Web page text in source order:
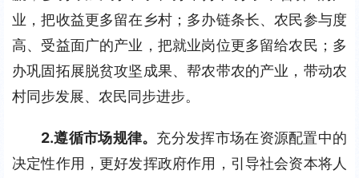
业，把收益更多留在乡村；多办链条长、农民参与度
高、受益面广的产业，把就业岗位更多留给农民；多
办巩固拓展脱贫攻坚成果、帮农带农的产业，带动农
村同步发展、农民同步进步。
2.遵循市场规律。 充分发挥市场在资源配置中的
决定性作用，更好发挥政府作用，引导社会资本将人